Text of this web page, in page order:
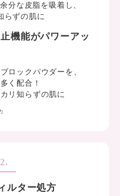
余分な皮脂を吸着し、
らずの肌に
機能がパワーアッ
ロックパウダーを、
く配合！
リ知らずの肌に
ルター処方